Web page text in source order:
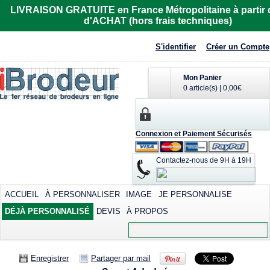
LIVRAISON GRATUITE en France Métropolitaine à partir
d'ACHAT (hors frais techniques)
S'identifier Créer un Compte
Mon Panier
0 article(s)
0,00€
Connexion et Paiement Sécurisés
Contactez-nous de 9H à 19H
ACCUEIL À PERSONNALISER IMAGE
JE PERSONNALISE
DÉJÀ PERSONNALISÉ
DEVIS À PROPOS
Enregistrer Partager par mail